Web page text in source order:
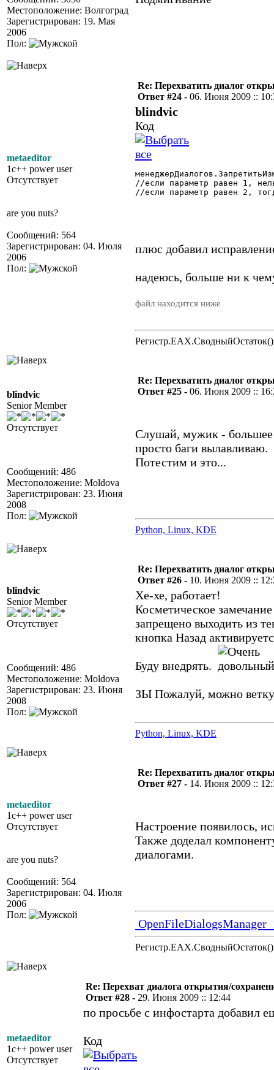
Местоположение: Волгоград
Зарегистрирован: 19. Мая
2006
Пол:
metaeditor
1c++ power user
Отсутствует
are you nuts?
Сообщений: 564
Зарегистрирован: 04. Июля
2006
Пол:
Re: Перехватить диалог
Ответ #24 - 06. Июня 2009 ::
blindvic
Код
//если параметр равен 1,
//если параметр равен 2,
плюс добавил
надеюсь, больше ни к
файл находится ниже
Регистр.EAX.СводныйОстаток()
blindvic
Senior Member
Отсутствует
Сообщений: 486
Местоположение: Moldova
Зарегистрирован: 23. Июня
2008
Пол:
Re: Перехватить диалог
Ответ #25 - 06. Июня 2009 ::
Слушай, мужик - большее
просто баги вылавливаю.
Потестим и это...
Python, Linux, KDE
blindvic
Senior Member
Отсутствует
Сообщений: 486
Местоположение: Moldova
Зарегистрирован: 23. Июня
2008
Пол:
Re: Перехватить диалог
Ответ #26 - 10. Июня 2009 ::
Хе-хе, работает!
Косметическое
запрещено выходить из
кнопка Назад
Буду внедрять.
ЗЫ Пожалуй, можно ветку
Python, Linux, KDE
metaeditor
1c++ power user
Отсутствует
are you nuts?
Сообщений: 564
Зарегистрирован: 04. Июля
2006
Пол:
Re: Перехватить диалог
Ответ #27 - 14. Июня 2009 ::
Настроение появилось,
Также доделал
диалогами.
Регистр.EAX.СводныйОстаток()
metaeditor
1c++ power user
Отсутствует
Re: Перехват диалога открытия/
Ответ #28 - 29. Июня 2009 :: 12:44
по просьбе с инфостарта добавил
Код